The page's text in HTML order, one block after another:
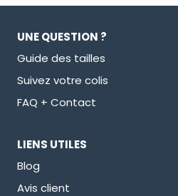
UNE QUESTION ?
Guide des tailles
Suivez votre colis
FAQ + Contact
LIENS UTILES
Blog
Avis client